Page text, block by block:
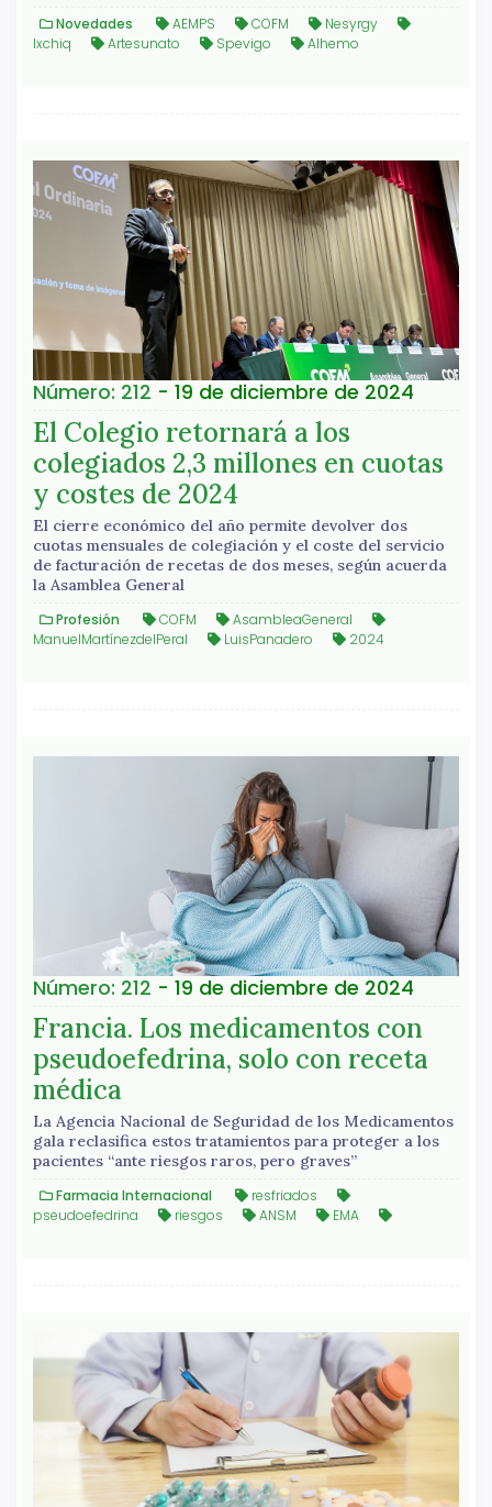
Novedades AEMPS COFM
Nesyrgy
Ixchiq
Artesunato Spevigo Alhemo
Número: 212 - 19 de diciembre de 2024
El Colegio retornará a los
colegiados 2,3 millones en cuotas
y costes de 2024
El cierre económico del año permite devolver dos
cuotas mensuales de colegiación y el coste del servicio
de facturación de recetas de dos meses, según acuerda
la Asamblea General
Profesión COFM
AsambleaGeneral
ManuelMartínezdelPeral
LuisPanadero 2024
Número: 212 - 19 de diciembre de 2024
Francia. Los medicamentos con
pseudoefedrina, solo con receta
médica
La Agencia Nacional de Seguridad de los Medicamentos
gala reclasifica estos tratamientos para proteger a los
pacientes “ante riesgos raros, pero graves”
Farmacia Internacional
resfriados
pseudoefedrina
riesgos ANSM EMA